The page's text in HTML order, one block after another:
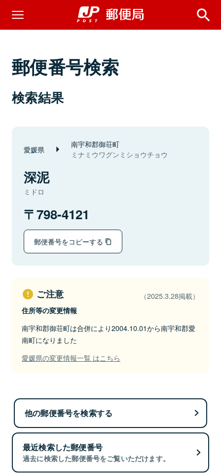
郵便番号検索
検索結果
愛媛県 南宇和郡御荘町
ミナミウワグンミショウチョウ
深泥
ミドロ
798-4121
郵便番号をコピーする
ご注意 （2025.3.28掲載）
住所等の変更情報
南宇和郡御荘町は合併により2004.10.01から南宇和郡愛
南町になりました
愛媛県の変更情報一覧 はこちら
他の郵便番号を検索する
最近検索した郵便番号
過去に検索した郵便番号をご覧いただけます。